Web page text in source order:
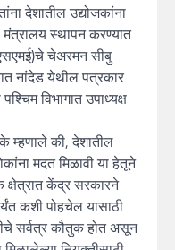
देशातील उद्योजकांना
मंत्रालय स्थापन करण्यात
चेअरमन सीबु
नांदेड येथील पत्रकार
विभागात उपाध्यक्ष
म्हणाले की, देशातील
मदत मिळावी या हेतूने
केंद्र सरकारने
कशी पोहचेल यासाठी
सर्वत्र कौतुक होत असून